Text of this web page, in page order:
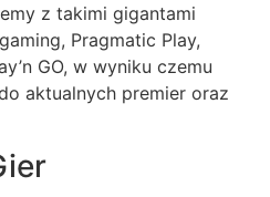
z takimi gigantami
Pragmatic Play,
GO, w wyniku czemu
aktualnych premier oraz